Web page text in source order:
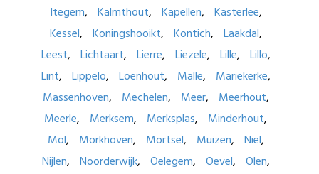
Itegem
Kalmthout Kapellen
Kasterlee
Kessel
Koningshooikt Kontich
Laakdal
Leest
Lichtaart Lierre Liezele Lille
Lillo
Lint
Lippelo Loenhout Malle
Mariekerke
Massenhoven
Mechelen Meer
Meerhout
Meerle
Merksem Merksplas
Minderhout
Mol
Morkhoven Mortsel Muizen
Niel
Nijlen
Noorderwijk Oelegem Oevel
Olen